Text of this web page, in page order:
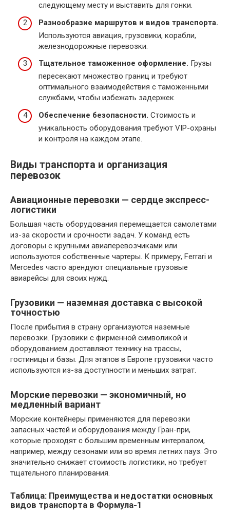
следующему месту и выставить для гонки.
Разнообразие маршрутов и видов транспорта.
Используются авиация, грузовики, корабли,
железнодорожные перевозки.
Тщательное таможенное оформление. Грузы
пересекают множество границ и требуют
оптимального взаимодействия с таможенными
службами, чтобы избежать задержек.
Обеспечение безопасности. Стоимость и
уникальность оборудования требуют VIP-охраны
и контроля на каждом этапе.
Виды транспорта и организация
перевозок
Авиационные перевозки — сердце экспресс-
логистики
Большая часть оборудования перемещается самолетами
из-за скорости и срочности задач. У команд есть
договоры с крупными авиаперевозчиками или
используются собственные чартеры. К примеру, Ferrari и
Mercedes часто арендуют специальные грузовые
авиарейсы для своих нужд.
Грузовики — наземная доставка с высокой
точностью
После прибытия в страну организуются наземные
перевозки. Грузовики с фирменной символикой и
оборудованием доставляют технику на трассы,
гостиницы и базы. Для этапов в Европе грузовики часто
используются из-за доступности и меньших затрат.
Морские перевозки — экономичный, но
медленный вариант
Морские контейнеры применяются для перевозки
запасных частей и оборудования между Гран-при,
которые проходят с большим временным интервалом,
например, между сезонами или во время летних пауз. Это
значительно снижает стоимость логистики, но требует
тщательного планирования.
Таблица: Преимущества и недостатки основных
видов транспорта в Формула-1